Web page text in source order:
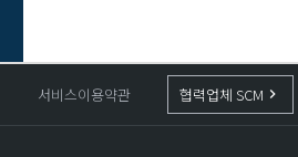
서비스이용약관 협력업체 SCM keyboard_arrow_right